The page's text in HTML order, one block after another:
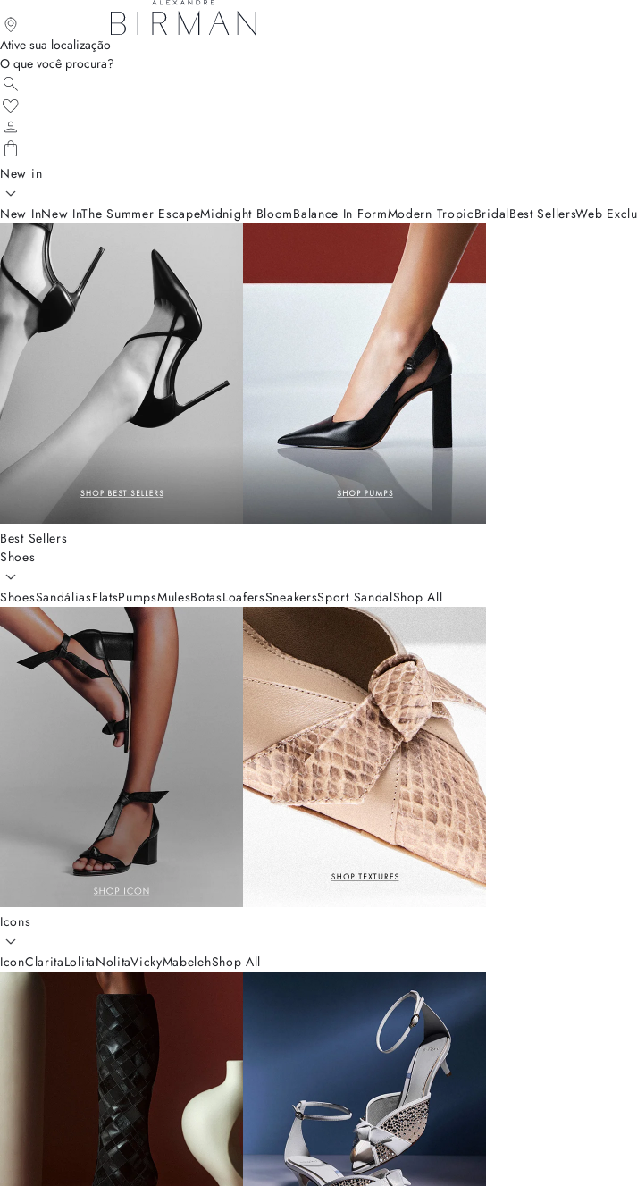
Ative sua localização
O que você procura?
New in
New InNew InThe Summer EscapeMidnight BloomBalance In FormModern TropicBridalBest SellersWeb
Best Sellers
Shoes
ShoesSandáliasFlatsPumpsMulesBotasLoafersSneakersSport SandalShop All
Icons
IconClaritaLolitaNolitaVickyMabelehShop All
New In | Alexandre Birman